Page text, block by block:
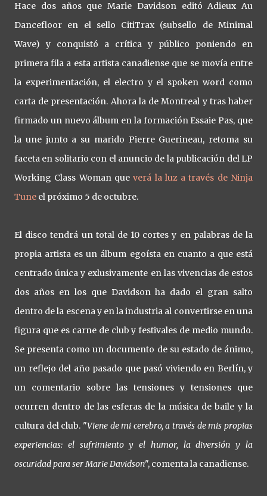
Hace dos años que Marie Davidson editó Adieux Au
Dancefloor en el sello CitiTrax (subsello de Minimal
Wave) y conquistó a crítica y público poniendo en
primera fila a esta artista canadiense que se movía entre
la experimentación, el electro y el spoken word como
carta de presentación. Ahora la de Montreal y tras haber
firmado un nuevo álbum en la formación Essaie Pas, que
la une junto a su marido Pierre Guerineau, retoma su
faceta en solitario con el anuncio de la publicación del LP
Working Class Woman queverá la luz a través de Ninja
Tune el próximo 5 de octubre.
El disco tendrá un total de 10 cortes y en palabras de la
propia artista es un álbum egoísta en cuanto a que está
centrado única y exlusivamente en las vivencias de estos
dos años en los que Davidson ha dado el gran salto
dentro de la escena y en la industria al convertirse en una
figura que es carne de club y festivales de medio mundo.
Se presenta como un documento de su estado de ánimo,
un reflejo del año pasado que pasó viviendo en Berlín, y
un comentario sobre las tensiones y tensiones que
ocurren dentro de las esferas de la música de baile y la
cultura del club. "Viene de mi cerebro, a través de mis propias
experiencias: el sufrimiento y el humor, la diversión y la
oscuridad para ser Marie Davidson", comenta la canadiense.